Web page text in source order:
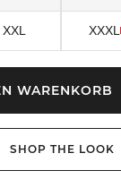
XXL XXXL
WARENKORB
SHOP THE LOOK